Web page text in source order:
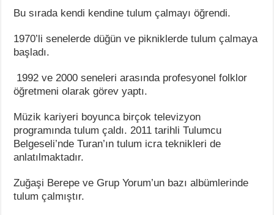
Bu sırada kendi kendine tulum çalmayı öğrendi.
1970’li senelerde düğün ve pikniklerde tulum çalmaya
başladı.
1992 ve 2000 seneleri arasında profesyonel folklor
öğretmeni olarak görev yaptı.
Müzik kariyeri boyunca birçok televizyon
programında tulum çaldı. 2011 tarihli Tulumcu
Belgeseli’nde Turan’ın tulum icra teknikleri de
anlatılmaktadır.
Zuğaşi Berepe ve Grup Yorum’un bazı albümlerinde
tulum çalmıştır.